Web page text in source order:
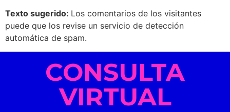
Texto sugerido: Los comentarios de los visitantes
puede que los revise un servicio de detección
automática de spam.
CONSULTA
VIRTUAL